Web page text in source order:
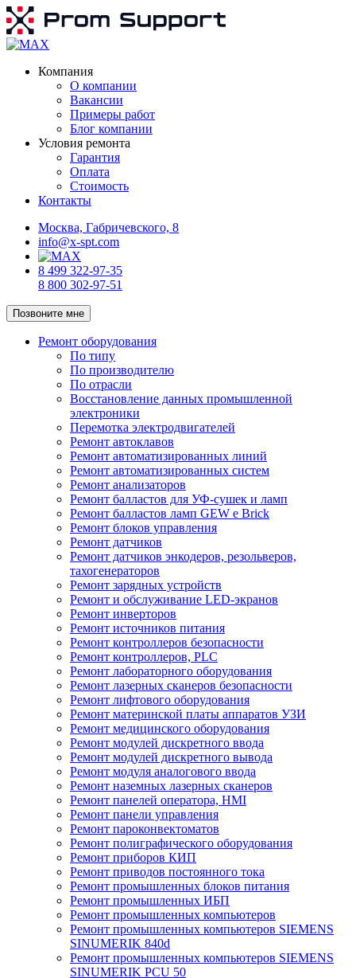
Компания
О компании
Вакансии
Примеры работ
Блог компании
Условия ремонта
Гарантия
Оплата
Стоимость
Контакты
Москва, Габричевского, 8
info@x-spt.com
8 499 322-97-35
8 800 302-97-51
Позвоните мне
Ремонт оборудования
По типу
По производителю
По отрасли
Восстановление данных промышленной
электроники
Перемотка электродвигателей
Ремонт автоклавов
Ремонт автоматизированных линий
Ремонт автоматизированных систем
Ремонт анализаторов
Ремонт балластов для УФ-сушек и ламп
Ремонт балластов ламп GEW e Brick
Ремонт блоков управления
Ремонт датчиков
Ремонт датчиков энкодеров, резольверов,
тахогенераторов
Ремонт зарядных устройств
Ремонт и обслуживание LED-экранов
Ремонт инверторов
Ремонт источников питания
Ремонт контроллеров безопасности
Ремонт контроллеров, PLC
Ремонт лабораторного оборудования
Ремонт лазерных сканеров безопасности
Ремонт лифтового оборудования
Ремонт материнской платы аппаратов УЗИ
Ремонт медицинского оборудования
Ремонт модулей дискретного ввода
Ремонт модулей дискретного вывода
Ремонт модуля аналогового ввода
Ремонт наземных лазерных сканеров
Ремонт панелей оператора, HMI
Ремонт панели управления
Ремонт пароконвектоматов
Ремонт полиграфического оборудования
Ремонт приборов КИП
Ремонт приводов постоянного тока
Ремонт промышленных блоков питания
Ремонт промышленных ИБП
Ремонт промышленных компьютеров
Ремонт промышленных компьютеров SIEMENS
SINUMERIK 840d
Ремонт промышленных компьютеров SIEMENS
SINUMERIK PCU 50